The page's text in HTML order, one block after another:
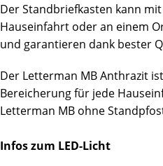
Der Standbriefkasten kann
Hauseinfahrt oder an einem
und garantieren dank bester
Der Letterman MB Anthrazit
Bereicherung für jede
Letterman MB ohne
Infos zum LED-Licht